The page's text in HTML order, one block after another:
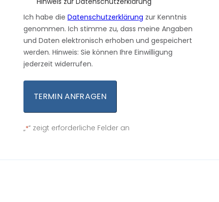
„*“ zeigt erforderliche Felder an
Ich habe die Datenschutzerklärung zur Kenntnis
genommen. Ich stimme zu, dass meine Angaben
und Daten elektronisch erhoben und gespeichert
werden. Hinweis: Sie können Ihre Einwilligung
jederzeit widerrufen.
Alternative: